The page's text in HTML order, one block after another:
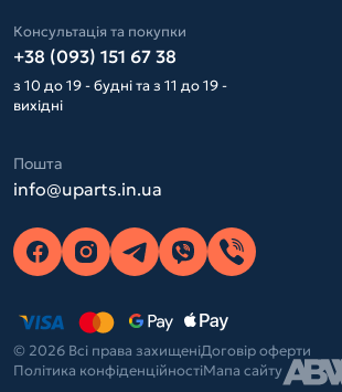
Консультація та покупки
+38 (093) 151 67 38
з 10 до 19 - будні та з 11 до 19 -
вихідні
Пошта
info@uparts.in.ua
© 2026 Всі права захищеніДоговір оферти
Політика конфіденційностіМапа сайту